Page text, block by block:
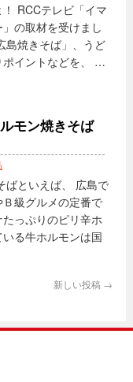
RCCテレビ「イマ
の取材を受けまし
島焼きそば」、うど
ポイントなどを、 …
モン焼きそば
ばといえば、 広島で
級グルメの定番で
っぷりのピリ辛ホ
る牛ホルモンは国
新しい投稿 →